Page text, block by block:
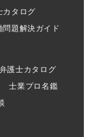
カタログ
問題解決ガイド
護士カタログ
士業プロ名鑑